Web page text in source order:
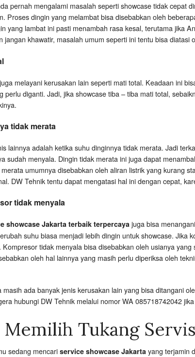
pernah mengalami masalah seperti showcase tidak cepat
Proses dingin yang melambat bisa disebabkan oleh
yang lambat ini pasti menambah rasa kesal, terutama jika
jangan khawatir, masalah umum seperti ini tentu bisa diatasi
melayani kerusakan lain seperti mati total. Keadaan ini
perlu diganti. Jadi, jika showcase tiba – tiba mati total,
tidak merata
lainnya adalah ketika suhu dinginnya tidak merata. Jadi
sudah menyala. Dingin tidak merata ini juga dapat
umumnya disebabkan oleh aliran listrik yang kurang
DW Tehnik tentu dapat mengatasi hal ini dengan cepat,
tidak menyala
showcase Jakarta terbaik terpercaya juga bisa
suhu biasa menjadi lebih dingin untuk showcase. Jika
Kompresor tidak menyala bisa disebabkan oleh usianya
oleh hal lainnya yang masih perlu diperiksa oleh
masih ada banyak jenis kerusakan lain yang bisa ditangani
hubungi DW Tehnik melalui nomor WA 085718742042
Tukang
sedang mencariservice showcase Jakarta yang terjamin